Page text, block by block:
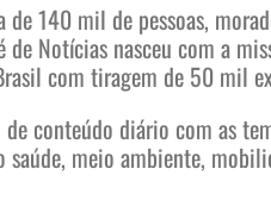
140 mil de pessoas,
Notícias nasceu com a
com tiragem de 50 mil
conteúdo diário com as
meio ambiente,